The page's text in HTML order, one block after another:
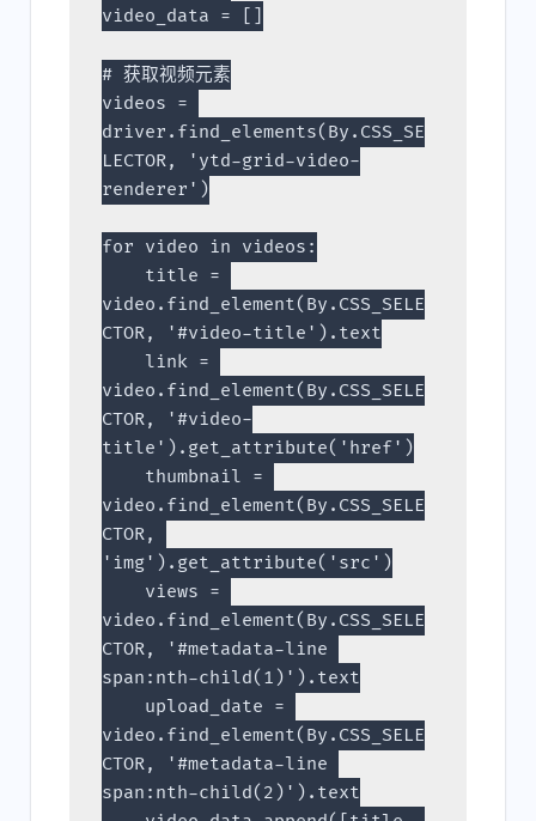
video_data = []
# 获取视频元素
videos =
driver.find_elements(By.CSS_SE
LECTOR, 'ytd-grid-video-
renderer')
for video in videos:
video.find_element(By.CSS_SELE
CTOR, '#video-title').text
video.find_element(By.CSS_SELE
CTOR, '#video-
title').get_attribute('href')
video.find_element(By.CSS_SELE
CTOR,
'img').get_attribute('src')
video.find_element(By.CSS_SELE
CTOR, '#metadata-line
span:nth-child(1)').text
video.find_element(By.CSS_SELE
CTOR, '#metadata-line
span:nth-child(2)').text